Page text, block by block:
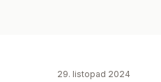
29. listopad 2024